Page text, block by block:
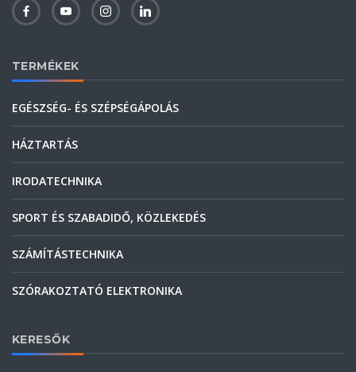
TERMÉKEK
EGÉSZSÉG- ÉS SZÉPSÉGÁPOLÁS
HÁZTARTÁS
IRODATECHNIKA
SPORT ÉS SZABADIDŐ, KÖZLEKEDÉS
SZÁMÍTÁSTECHNIKA
SZÓRAKOZTATÓ ELEKTRONIKA
KERESŐK